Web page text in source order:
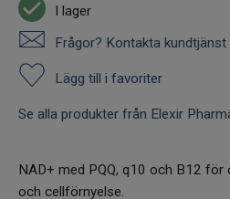
I lager
Frågor? Kontakta kundtjänst
Lägg till i favoriter
Se alla produkter från Elexir
NAD+ med PQQ, q10 och B12 för
och cellförnyelse.